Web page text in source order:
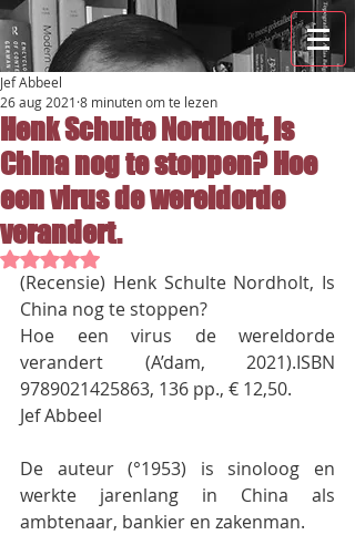
Henk Schulte Nordholt, Is
China nog te stoppen? Hoe
een virus de wereldorde
verandert.
Jef Abbeel
26 aug 2021 8 minuten om te lezen
Beoordeeld met NaN uit 5 sterren.
(Recensie) Henk Schulte Nordholt, Is
China nog te stoppen?
Hoe een virus de wereldorde
verandert (A’dam, 2021).ISBN
9789021425863, 136 pp., € 12,50.
Jef Abbeel
De auteur (°1953) is sinoloog en
werkte jarenlang in China als
ambtenaar, bankier en zakenman.